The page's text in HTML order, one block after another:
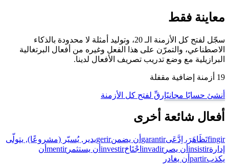
معاينة فقط
سجّل لفتح كل الأزمنة الـ 20، وتوليد أمثلة لا محدودة بالذكاء
الاصطناعي، والتمرّن على هذا الفعل وغيره من أفعال البرتغالية
البرازيلية مع وضع تدريب تصريف الأفعال لدينا.
19 أزمنة إضافية مقفلة
أنشئ حسابًا مجانيًارقِّ لفتح كل الأزمنة
أفعال شائعة أخرى
fingirتَظَاهَرَ، اِدَّعَىgarantir أن يضمنgerirيدير, يُسيّر (مشروعًا), يتولّى
إدارةinsistir أن يصرinvadir اجْتَاحَinvestir أن يستثمرmentir أن
يكذبpartir أن يغادر